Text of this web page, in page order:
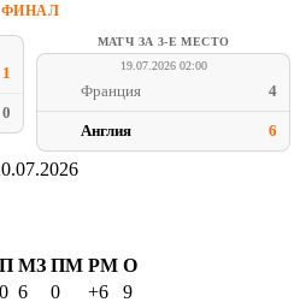
ФИНАЛ
1
0
МАТЧ ЗА 3-Е МЕСТО
19.07.2026 02:00
Франция 4
Англия 6
П МЗ ПМ РМ О
0 6 0 +6 9